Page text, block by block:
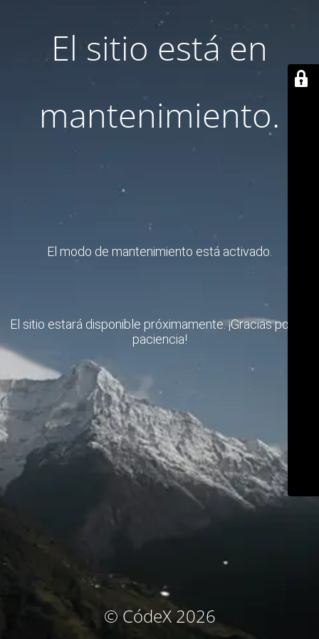
El sitio está en
mantenimiento.
El modo de mantenimiento está activado.
El sitio estará disponible próximamente. ¡Gracias por su
paciencia!
© CódeX 2026